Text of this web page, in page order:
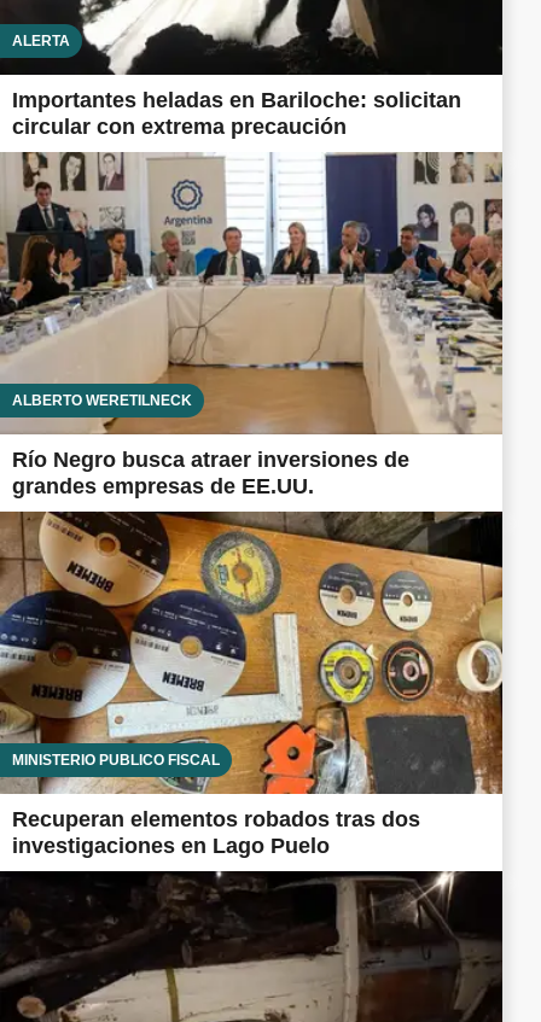
ALERTA
Importantes heladas en Bariloche: solicitan
circular con extrema precaución
ALBERTO WERETILNECK
Río Negro busca atraer inversiones de
grandes empresas de EE.UU.
MINISTERIO PÚBLICO FISCAL
Recuperan elementos robados tras dos
investigaciones en Lago Puelo